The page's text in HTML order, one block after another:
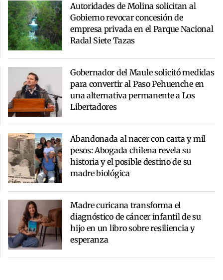
Autoridades de Molina solicitan al
Gobierno revocar concesión de
empresa privada en el Parque Nacional
Radal Siete Tazas
Gobernador del Maule solicitó medidas
para convertir al Paso Pehuenche en
una alternativa permanente a Los
Libertadores
Abandonada al nacer con carta y mil
pesos: Abogada chilena revela su
historia y el posible destino de su
madre biológica
Madre curicana transforma el
diagnóstico de cáncer infantil de su
hijo en un libro sobre resiliencia y
esperanza